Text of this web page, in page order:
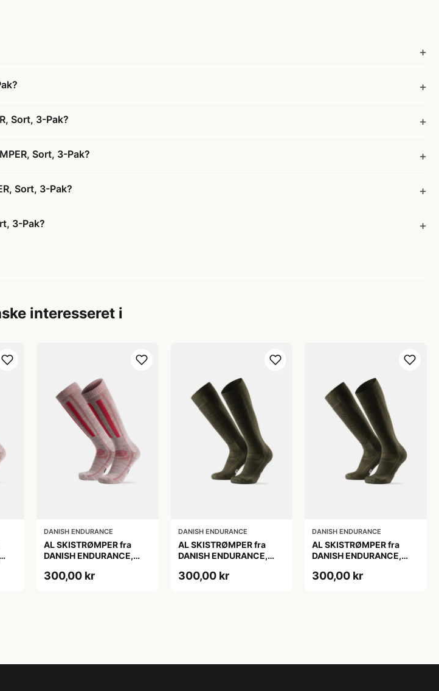
Sort, 3-Pak?
Sort, 3-Pak?
Sort, 3-Pak?
3-Pak?
interesseret i
DANISH ENDURANCE
AL SKISTRØMPER fra
DANISH ENDURANCE,
300,00 kr
DANISH ENDURANCE
AL SKISTRØMPER fra
DANISH ENDURANCE,
300,00 kr
DANISH ENDURANCE
AL SKISTRØMPER fra
DANISH ENDURANCE,
300,00 kr